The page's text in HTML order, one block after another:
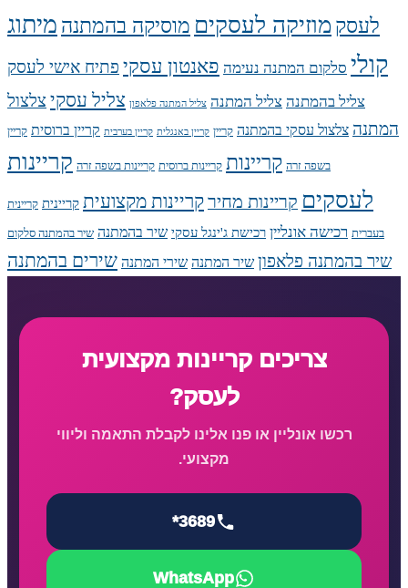
לעסק מוזיקה לעסקים מוסיקה בהמתנה מיתוג
קולי סלקום המתנה נעימה פאנטון עסקי פתיח אישי לעסק
צליל בהמתנה צליל המתנה צליל המתנה פלאפון צליל עסקיצלצול
המתנה צלצול עסקי בהמתנה קריין קריין באנגלית קריין בערבית קריין ברוסית קריין
בשפה זרה קריינות קריינות ברוסית קריינות בשפה זרה קריינות
לעסקים קריינות מחירקריינות מקצועית קריינית קריינית
בעברית רכישה אונליין רכישת ג'ינגל עסקי שיר בהמתנה שיר בהמתנה סלקום
שיר בהמתנה פלאפון שיר המתנה שירי המתנה שירים בהמתנה
צריכים קריינות מקצועית
לעסק?
רכשו אונליין או פנו אלינו לקבלת התאמה וליווי
מקצועי.
*3689
WhatsApp